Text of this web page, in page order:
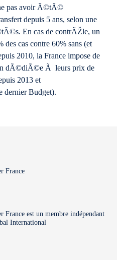
pas avoir Ã©tÃ©
depuis 5 ans, selon une
En cas de contrÃŽle, un
des cas contre 60% sans (et
2010, la France impose de
dÃ©diÃ©e Ã leurs prix de
2013 et
Budget).
France
est un membre indépendant
International